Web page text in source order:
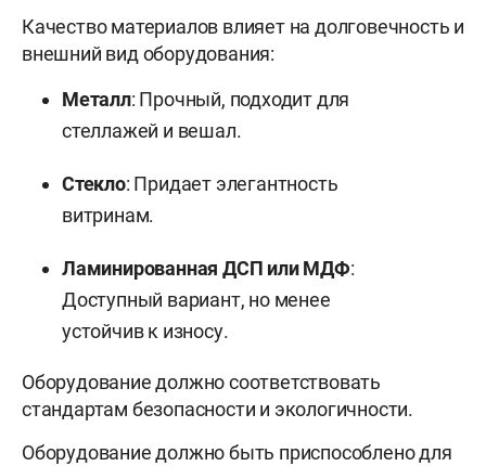
Качество материалов влияет на долговечность и
внешний вид оборудования:
Металл: Прочный, подходит для
стеллажей и вешал.
Стекло: Придает элегантность
витринам.
Ламинированная ДСП или МДФ:
Доступный вариант, но менее
устойчив к износу.
Оборудование должно соответствовать
стандартам безопасности и экологичности.
Оборудование должно быть приспособлено для